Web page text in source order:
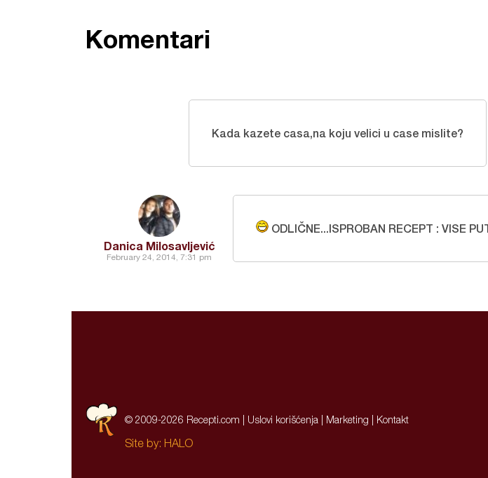
Komentari
Kada kazete casa,na koju velici u case mislite?
Danica Milosavljević
February 24, 2014, 7:31 pm
ODLIČNE...ISPROBAN RECEPT : VISE
© 2009-2026 Recepti.com | Uslovi korišćenja Marketing Kontakt
Site by: HALO